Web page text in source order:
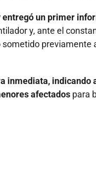
entregó un primer
y, ante el
previamente
inmediata, indicando
afectados para